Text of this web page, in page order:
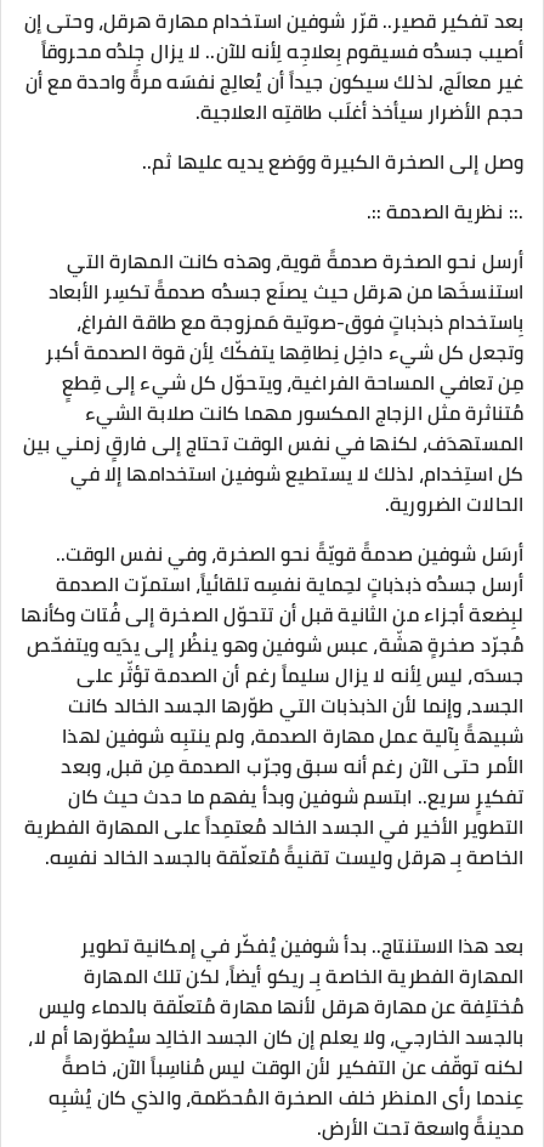
بعد تفكير قصير.. قرّر شوفين استخدام مهارة هرقل، وحتى إن
أصيب جسدُه فسيقوم بِعلاجِه لِأنه للآن.. لا يزال جِلدُه محروقاً
غير معالَج، لذلك سيكون جيداً أن يُعالِج نفسَه مرةً واحدة مع أن
حجم الأضرار سيأخذ أغلَب طاقتِه العلاجية.
وصل إلى الصخرة الكبيرة ووَضع يديه عليها ثم..
.:: نظرية الصدمة ::.
أرسل نحو الصخرة صدمةً قوية، وهذه كانت المهارة التي
استنسخَها من هرقل حيث يصنَع جسدُه صدمةً تكسِر الأبعاد
بِاستخدام ذبذباتٍ فوق-صوتية مَمزوجة مع طاقة الفراغ،
وتجعل كل شيء داخِل نِطاقِها يتفكّك لِأن قوة الصدمة أكبر
مِن تعافي المساحة الفراغية، ويتحوّل كل شيء إلى قِطعٍ
مُتناثرة مثل الزجاج المكسور مهما كانت صلابة الشيء
المستهدَف، لكنها في نفس الوقت تحتاج إلى فارقٍ زمني بين
كل استِخدام، لذلك لا يستطيع شوفين استخدامها إلا في
الحالات الضرورية.
أرسَل شوفين صدمةً قويّةً نحو الصخرة، وفي نفس الوقت..
أرسل جسدُه ذبذباتٍ لحِماية نفسِه تلقائياً، استمرّت الصدمة
لبِضعة أجزاء من الثانية قبل أن تتحوّل الصخرة إلى فُتات وكأنها
مُجرّد صخرةٍ هشّة، عبس شوفين وهو ينظُر إلى يدَيه ويتفحّص
جسدَه، ليس لِأنه لا يزال سليماً رغم أن الصدمة تؤثّر على
الجسد، وإنما لأن الذبذبات التي طوّرها الجسد الخالد كانت
شبيهةً بِآلية عمل مهارة الصدمة، ولم ينتبِه شوفين لهذا
الأمر حتى الآن رغم أنه سبق وجرّب الصدمة مِن قبل، وبعد
تفكيرٍ سريع.. ابتسم شوفين وبدأ يفهم ما حدث حيث كان
التطوير الأخير في الجسد الخالد مُعتمِداً على المهارة الفطرية
الخاصة بِـ هرقل وليست تقنيةً مُتعلّقة بالجسد الخالد نفسِه.
بعد هذا الاستنتاج.. بدأ شوفين يُفكّر في إمكانية تطوير
المهارة الفطرية الخاصة بِـ ريكو أيضاً، لكن تلك المهارة
مُختلِفة عن مهارة هرقل لأنها مهارة مُتعلّقة بالدماء وليس
بالجسد الخارجي، ولا يعلم إن كان الجسد الخالِد سيُطوّرها أم لا،
لكنه توقّف عن التفكير لأن الوقت ليس مُناسِباً الآن، خاصةً
عِندما رأى المنظر خلف الصخرة المُحطّمة، والذي كان يُشبِه
مدينةً واسعة تحت الأرض.